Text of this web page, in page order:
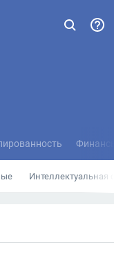
Интеллектуальная